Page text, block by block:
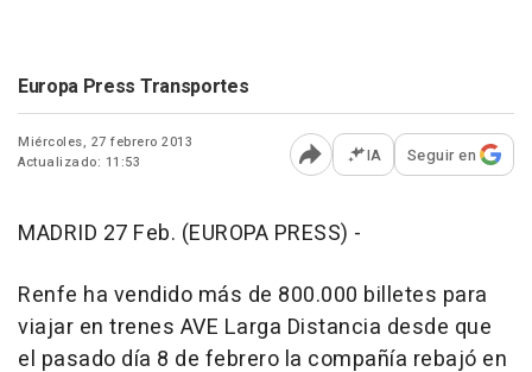
Europa Press Transportes
Miércoles, 27 febrero 2013
Actualizado: 11:53
Abrir opciones para
IA Seguir en
MADRID 27 Feb. (EUROPA PRESS) -
Renfe ha vendido más de 800.000 billetes para
viajar en trenes AVE Larga Distancia desde que
el pasado día 8 de febrero la compañía rebajó en